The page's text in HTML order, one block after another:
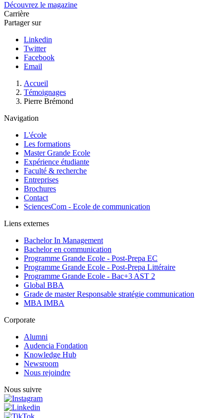
Découvrez le magazine
Carrière
Partager sur
Linkedin
Twitter
Facebook
Email
d'Ariane
Accueil
Témoignages
Pierre Brémond
Navigation
L'école
Les formations
Master Grande Ecole
Expérience étudiante
Faculté & recherche
Entreprises
Brochures
Contact
SciencesCom - Ecole de communication
Liens externes
Bachelor In Management
Bachelor en communication
Programme Grande Ecole - Post-Prepa EC
Programme Grande Ecole - Post-Prepa Littéraire
Programme Grande Ecole - Bac+3 AST 2
Global BBA
Grade de master Responsable stratégie communication
MBA IMBA
Corporate
Alumni
Audencia Fondation
Knowledge Hub
Newsroom
Nous rejoindre
Nous suivre